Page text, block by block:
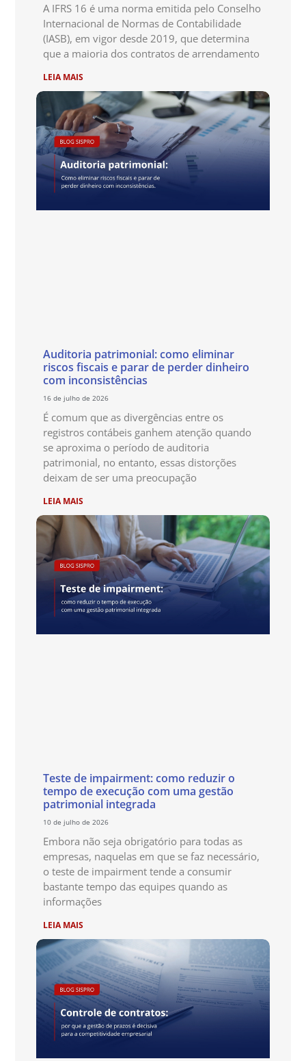
A IFRS 16 é uma norma emitida pelo Conselho
Internacional de Normas de Contabilidade
(IASB), em vigor desde 2019, que determina
que a maioria dos contratos de arrendamento
LEIA MAIS
Auditoria patrimonial: como eliminar
riscos fiscais e parar de perder dinheiro
com inconsistências
16 de julho de 2026
É comum que as divergências entre os
registros contábeis ganhem atenção quando
se aproxima o período de auditoria
patrimonial, no entanto, essas distorções
deixam de ser uma preocupação
LEIA MAIS
Teste de impairment: como reduzir o
tempo de execução com uma gestão
patrimonial integrada
10 de julho de 2026
Embora não seja obrigatório para todas as
empresas, naquelas em que se faz necessário,
o teste de impairment tende a consumir
bastante tempo das equipes quando as
informações
LEIA MAIS